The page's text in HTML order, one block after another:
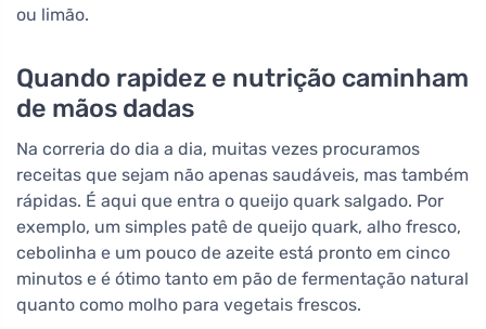
ou limão.
Quando rapidez e nutrição caminham
de mãos dadas
Na correria do dia a dia, muitas vezes procuramos
receitas que sejam não apenas saudáveis, mas também
rápidas. É aqui que entra o queijo quark salgado. Por
exemplo, um simples patê de queijo quark, alho fresco,
cebolinha e um pouco de azeite está pronto em cinco
minutos e é ótimo tanto em pão de fermentação natural
quanto como molho para vegetais frescos.